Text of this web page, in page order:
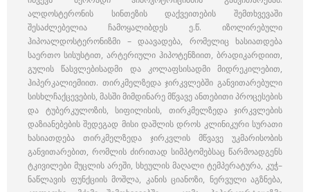
ალდოსტერონის სინთეზის დაქვეითების შემთხვევაში
შესაძლებელია ჩამოყალიბდეს ე.წ. იზოლირებული
ჰიპოალდოსტერონიზმი – დაავადება, რომელიც ხასიათდება
საერთო სისუსტით, არტერიული ჰიპოტენზიით, ბრადიკარდიით,
გულის წასვლებისადმი და კოლაფსისადმი მიდრეკილებით,
ჰიპერკალიემიით. თირკმელზედა ჯირკვლებში განვითარებული
სისხლჩაქცევების, მასში მიმდინარე მწვავე ანთებითი პროცესების
და ტუბერკულოზის, სიფილისის, თირკმელზედა ჯირკვლების
დაზიანებების შედეგად მისი დაშლის დროს კლინიკური სურათი
ხასიათდება თირკმელზედა ჯირკვლის მწვავე უკმარისობის
განვითარებით, რომლის ძირითად სიმპტომებსაც წარმოადგენს
ტკივილები მუცლის არეში, სხეულის მაღალი ტემპერატურა, კუჭ–
ნაწლავის ფუნქციის მოშლა, კანის ციანოზი, ნერვული აგზნება,